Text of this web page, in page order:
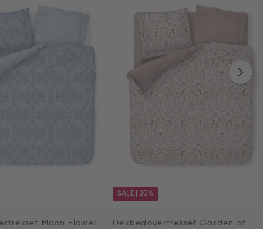
Moon Flower
SALE | 20%
Dekbedovertrekset Garden of